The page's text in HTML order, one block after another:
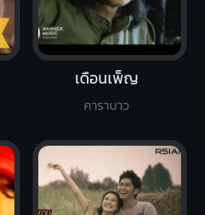
เดือนเพ็ญ
คาราบาว